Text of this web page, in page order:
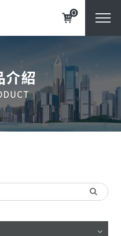
0
介紹